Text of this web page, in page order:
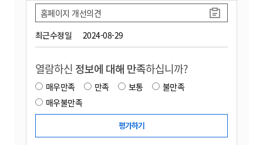
최근수정일 2024-08-29
홈페이지 개선의견
열람하신 정보에 대해 만족하십니까?
매우만족 만족 보통
불만족
매우불만족